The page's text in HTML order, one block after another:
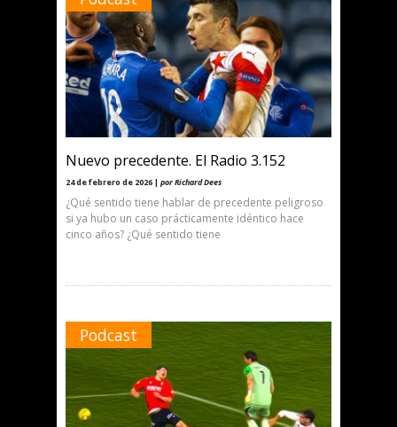
Nuevo precedente. El Radio 3.152
24 de febrero de 2026 | por Richard Dees
¿Qué sentido tiene hablar de precedente peligroso
si ya hubo un caso prácticamente idéntico hace
cinco años? ¿Qué sentido tiene
Podcast